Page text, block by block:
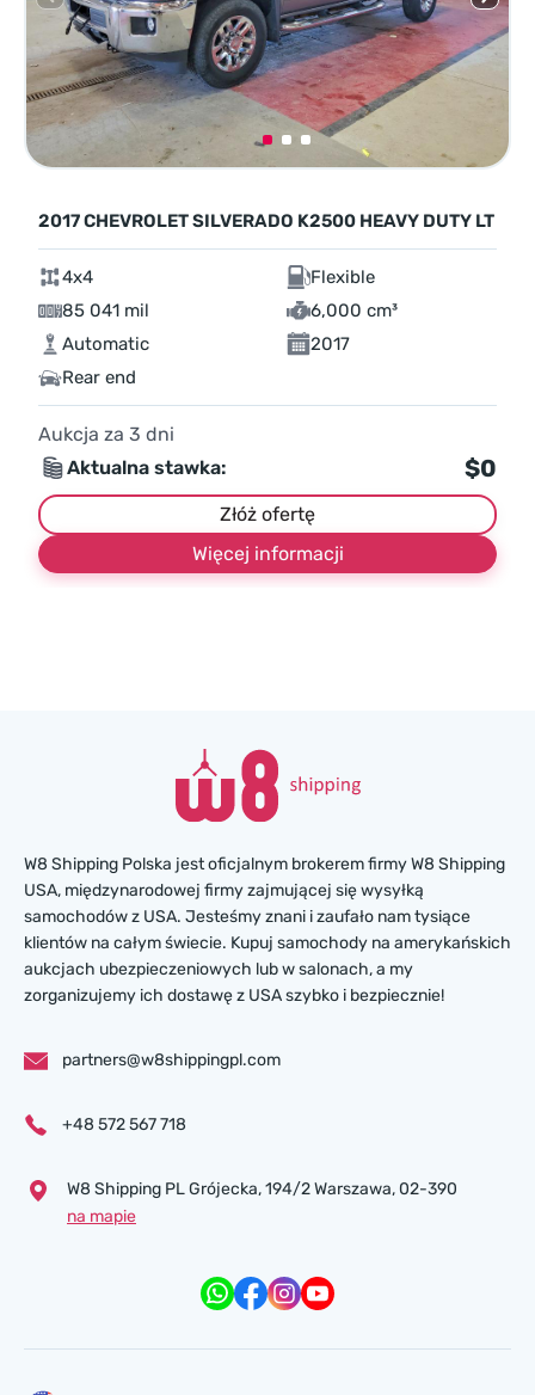
2017 CHEVROLET SILVERADO K2500 HEAVY DUTY LT
4x4
Flexible
85 041 mil
6,000 cm³
Automatic
2017
Rear end
Aukcja za 3 dni
Aktualna stawka:
$0
Złóż ofertę
Więcej informacji
W8 Shipping Polska jest oficjalnym brokerem firmy W8 Shipping
USA, międzynarodowej firmy zajmującej się wysyłką
samochodów z USA. Jesteśmy znani i zaufało nam tysiące
klientów na całym świecie. Kupuj samochody na amerykańskich
aukcjach ubezpieczeniowych lub w salonach, a my
zorganizujemy ich dostawę z USA szybko i bezpiecznie!
partners@w8shippingpl.com
+48 572 567 718
W8 Shipping PL Grójecka , 194/2 Warszawa, 02-390
na mapie